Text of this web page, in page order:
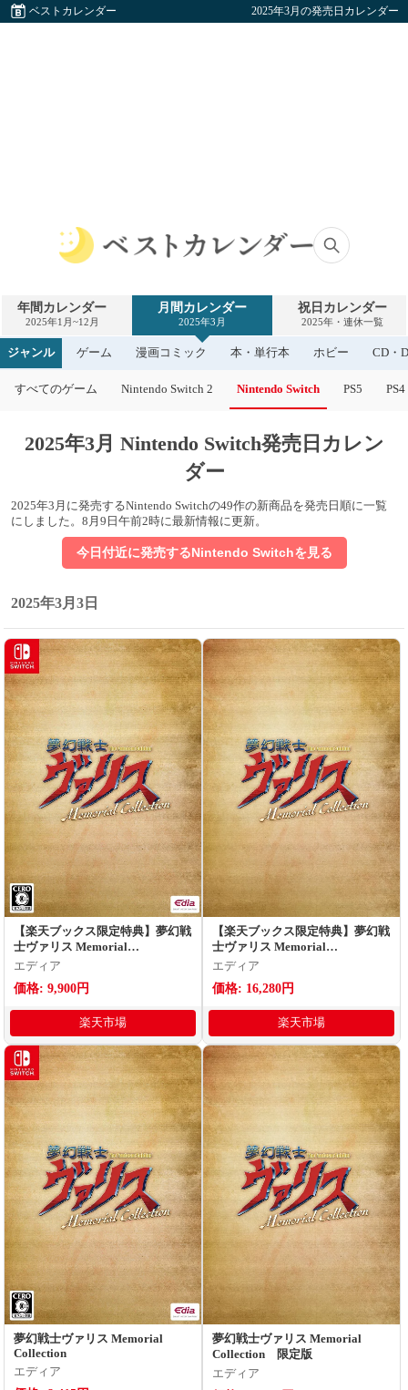
ベストカレンダー 2025年3月の発売日カレンダー
ト
カ
年間カレンダー
2025年1月~12月
月間カレンダー
2025年3月
祝日カレンダー
2025年・連休一覧
ジャンル ゲーム 漫画コミック 本・単行本 ホビー CD・
すべてのゲーム Nintendo Switch 2 Nintendo Switch PS5 PS4
2025年3月 Nintendo Switch発売日カレン
ダー
2025年3月に発売するNintendo Switchの49作の新商品を発売日順に一覧
にしました。 8月9日午前2時に最新情報に更新。
今日付近に発売するNintendo Switchを見る
2025年3月3日
【楽天ブックス限定特典】夢幻戦
士ヴァリス Memorial
Collection(アクリルキーホルダ
エディア
価格: 9,900円
楽天市場
【楽天ブックス限定特典】夢幻戦
士ヴァリス Memorial
Collection 限定版(アクリルキー
エディア
価格: 16,280円
楽天市場
夢幻戦士ヴァリス Memorial
Collection
エディア
夢幻戦士ヴァリス Memorial
Collection 限定版
エディア